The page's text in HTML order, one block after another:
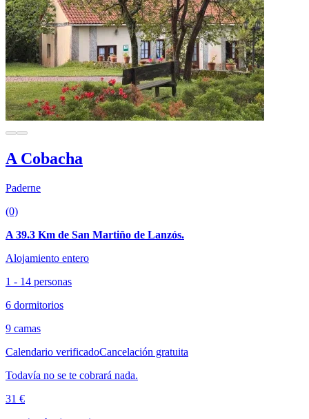
A Cobacha
Paderne
(0)
A 39.3 Km de San Martiño de Lanzós.
Alojamiento entero
1 - 14 personas
6 dormitorios
9 camas
Calendario verificadoCancelación gratuita
Todavía no se te cobrará nada.
31 €